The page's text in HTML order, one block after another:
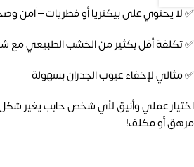
✅ لا يحتوي على بيكتريا أو فطريات – آمن
✅ تكلفة أقل بكثير من الخشب الطبيعي
✅ مثالي لإخفاء عيوب الجدران بسهولة
اختيار عملي وأنيق لأي شخص حابب يغير
مرهق أو مكلف!